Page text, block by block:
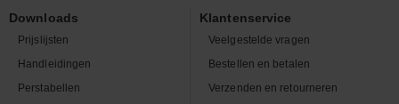
Downloads
Prijslijsten
Handleidingen
Perstabellen
Klantenservice
Veelgestelde vragen
Bestellen en betalen
Verzenden en retourneren